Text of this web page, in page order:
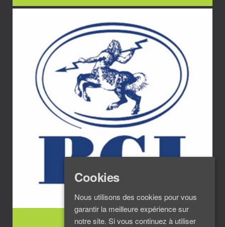
Cookies
Nous utilisons des cookies pour vous
garantir la meilleure expérience sur
notre site. Si vous continuez à utiliser